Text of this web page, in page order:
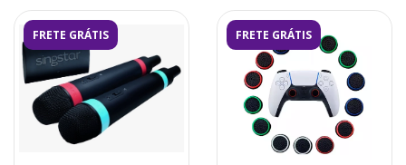
FRETE GRÁTIS FRETE GRÁTIS